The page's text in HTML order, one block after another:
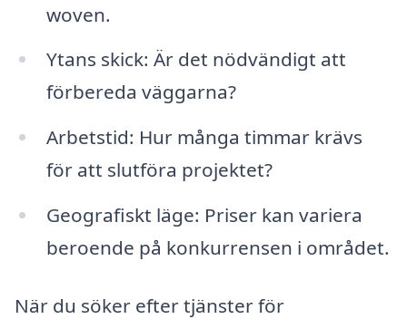
woven.
Ytans skick: Är det nödvändigt att
förbereda väggarna?
Arbetstid: Hur många timmar krävs
för att slutföra projektet?
Geografiskt läge: Priser kan variera
beroende på konkurrensen i området.
När du söker efter tjänster för